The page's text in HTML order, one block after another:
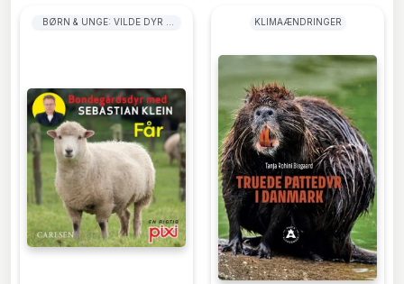
BØRN & UNGE: VILDE DYR &
KLIMAÆNDRINGER